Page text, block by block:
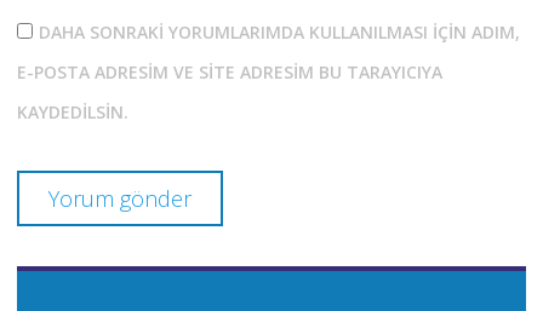
DAHA SONRAKI YORUMLARIMDA KULLANILMASI IÇIN ADIM,
E-POSTA ADRESIM VE SITE ADRESIM BU TARAYICIYA
KAYDEDILSIN.